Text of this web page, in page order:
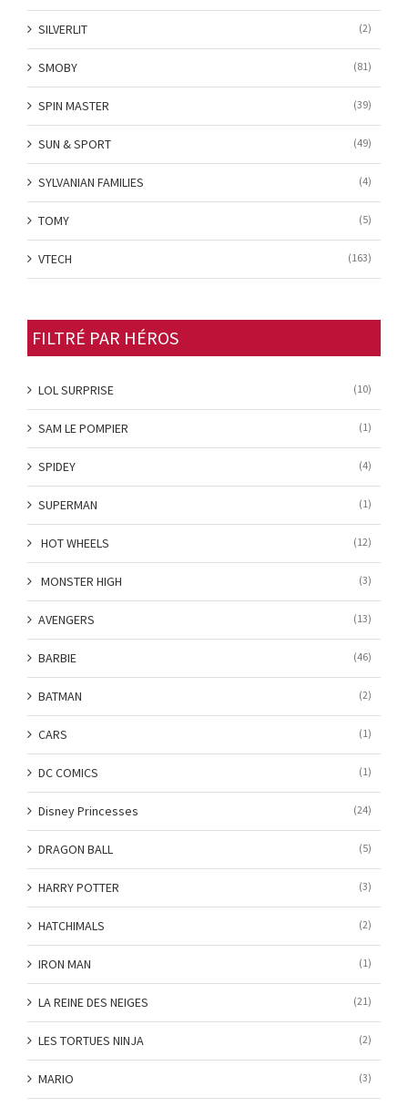
SILVERLIT (2)
SMOBY (81)
SPIN MASTER (39)
SUN & SPORT (49)
SYLVANIAN FAMILIES (4)
TOMY (5)
VTECH (163)
FILTRÉ PAR HÉROS
LOL SURPRISE (10)
SAM LE POMPIER (1)
SPIDEY (4)
SUPERMAN (1)
HOT WHEELS (12)
MONSTER HIGH (3)
AVENGERS (13)
BARBIE (46)
BATMAN (2)
CARS (1)
DC COMICS (1)
Disney Princesses (24)
DRAGON BALL (5)
HARRY POTTER (3)
HATCHIMALS (2)
IRON MAN (1)
LA REINE DES NEIGES (21)
LES TORTUES NINJA (2)
MARIO (3)